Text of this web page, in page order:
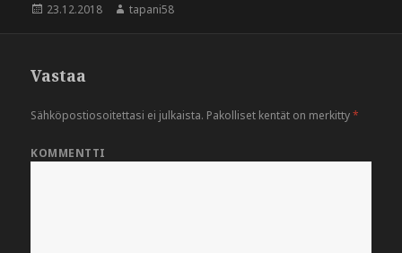
Julkaistu
23.12.2018 Kirjoittaja
tapani58
Vastaa
Sähköpostiosoitettasi ei julkaista. Pakolliset kentät on merkitty*
KOMMENTTI